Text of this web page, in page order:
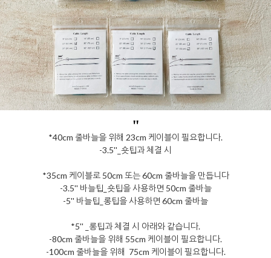
"
*40cm 줄바늘을 위해 23cm 케이블이 필요합니다.
-3.5''_숏팁과 체결 시
*35cm 케이블로 50cm 또는 60cm 줄바늘을 만듭니다
-3.5'' 바늘팁_숏팁을 사용하면 50cm 줄바늘
-5'' 바늘팁_롱팁을 사용하면 60cm 줄바늘
*5'' _롱팁과 체결 시 아래와 같습니다.
-80cm 줄바늘을 위해 55cm 케이블이 필요합니다.
-100cm 줄바늘을 위해 75cm 케이블이 필요합니다.